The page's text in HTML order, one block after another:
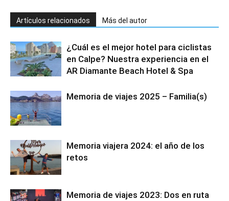
Artículos relacionados Más del autor
¿Cuál es el mejor hotel para ciclistas
en Calpe? Nuestra experiencia en el
AR Diamante Beach Hotel & Spa
Memoria de viajes 2025 – Familia(s)
Memoria viajera 2024: el año de los
retos
Memoria de viajes 2023: Dos en ruta